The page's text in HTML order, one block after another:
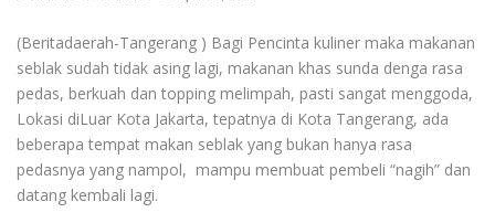
(Beritadaerah-Tangerang ) Bagi Pencinta kuliner maka makanan
seblak sudah tidak asing lagi, makanan khas sunda denga rasa
pedas, berkuah dan topping melimpah, pasti sangat menggoda,
Lokasi diLuar Kota Jakarta, tepatnya di Kota Tangerang, ada
beberapa tempat makan seblak yang bukan hanya rasa
pedasnya yang nampol, mampu membuat pembeli “nagih” dan
datang kembali lagi.